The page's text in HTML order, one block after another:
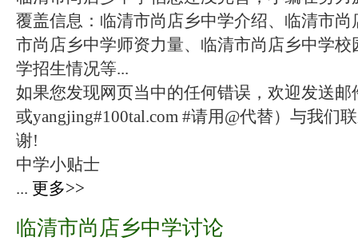
覆盖信息：临清市尚店乡中学介绍、临清市
市尚店乡中学师资力量、临清市尚店乡中学
学招生情况等...
如果您发现网页当中的任何错误，欢迎发送邮
或yangjing#100tal.com #请用@代替）与我们
谢!
中学小贴士
... 更多>>
临清市尚店乡中学讨论